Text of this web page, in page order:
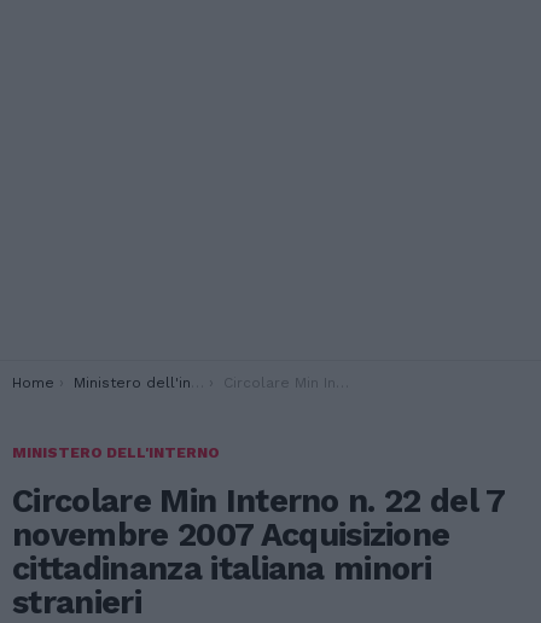
You are here:
Home Ministero dell'interno Circolare Min Interno n. 22 del 7 novembre 2007 Acquisizione cittadinanza italiana minori stranieri
MINISTERO DELL'INTERNO
Circolare Min Interno n. 22 del 7
novembre 2007 Acquisizione
cittadinanza italiana minori
stranieri